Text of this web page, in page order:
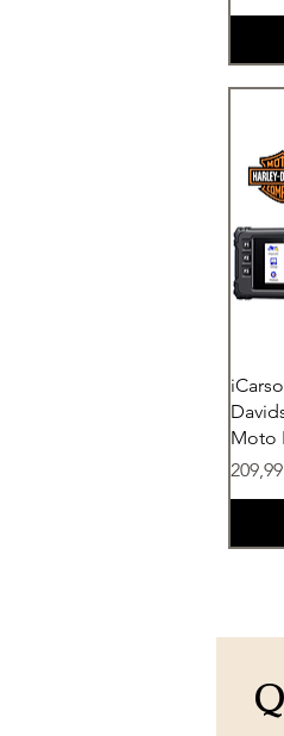
Moto
Prix